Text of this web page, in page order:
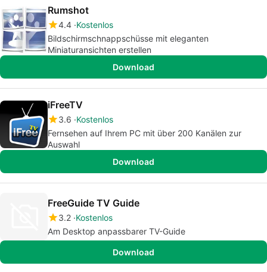
Rumshot
4.4 Kostenlos
Bildschirmschnappschüsse mit eleganten
Miniaturansichten erstellen
Download
iFreeTV
3.6 Kostenlos
Fernsehen auf Ihrem PC mit über 200 Kanälen zur
Auswahl
Download
FreeGuide TV Guide
3.2 Kostenlos
Am Desktop anpassbarer TV-Guide
Download